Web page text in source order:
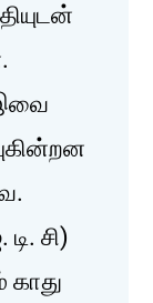
டி. சி)